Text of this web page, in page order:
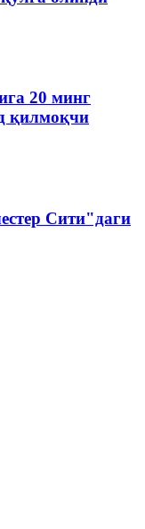
20 минг
қилмоқчи
Сити"даги